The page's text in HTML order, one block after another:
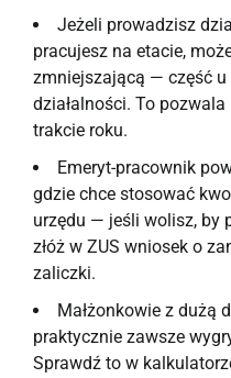
Jeżeli prowadzisz
pracujesz na etacie,
zmniejszającą — część u
działalności. To pozwala
trakcie roku.
Emeryt-pracownik
gdzie chce stosować
urzędu — jeśli wolisz, by
złóż w ZUS wniosek o
zaliczki.
Małżonkowie z dużą
praktycznie zawsze
Sprawdź to w